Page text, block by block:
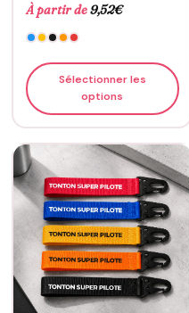
À partir de9,52€
Sélectionner les
options